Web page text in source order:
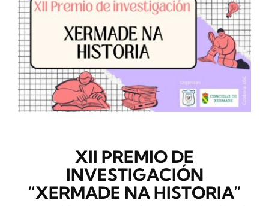
DEPARTAMENTOS
TURISMO
AVISOS HABITUAIS
CONTACTO
XII PREMIO DE
INVESTIGACIÓN
“XERMADE NA HISTORIA”